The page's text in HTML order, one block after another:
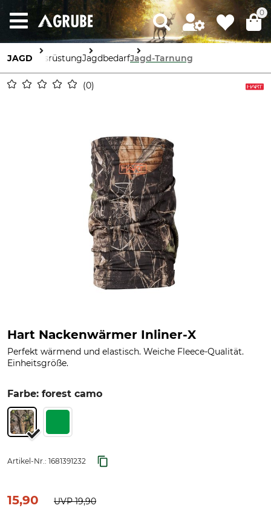
0
JAGD AusrüstungJagdbedarfJagd-Tarnung
0
Hart Nackenwärmer Inliner-X
Perfekt wärmend und elastisch. Weiche Fleece-Qualität.
Einheitsgröße.
Farbe: forest camo
Artikel-Nr.: 1681391232
15,90 UVP19,90